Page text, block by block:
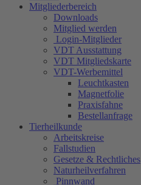
Mitgliederbereich
Downloads
Mitglied werden
Login-Mitglieder
VDT Ausstattung
VDT Mitgliedskarte
VDT-Werbemittel
Leuchtkasten
Magnetfolie
Praxisfahne
Bestellanfrage
Tierheilkunde
Arbeitskreise
Fallstudien
Gesetze & Rechtliches
Naturheilverfahren
Pinnwand